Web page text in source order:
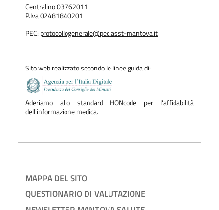
Centralino 03762011
P.Iva 02481840201
PEC: protocollogenerale@pec.asst-mantova.it
Sito web realizzato secondo le linee guida di:
Aderiamo allo standard HONcode per l'affidabilità
dell'informazione medica.
MAPPA DEL SITO
QUESTIONARIO DI VALUTAZIONE